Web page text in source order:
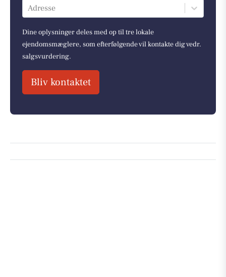
Adresse
Dine oplysninger deles med op til tre lokale
ejendomsmæglere, som efterfølgende vil kontakte dig vedr.
salgsvurdering.
Bliv kontaktet